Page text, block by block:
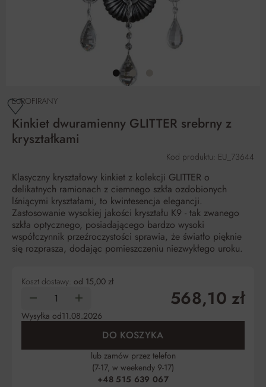
EUROFIRANY
Kinkiet dwuramienny GLITTER srebrny z
kryształkami
Kod produktu: EU_73644
Klasyczny kryształowy kinkiet z kolekcji GLITTER o
delikatnych ramionach z ciemnego szkła ozdobionych
lśniącymi kryształami, to kwintesencja elegancji.
Zastosowanie wysokiej jakości kryształu K9 - tak zwanego
szkła optycznego, posiadającego bardzo wysoki
współczynnik przeźroczystości sprawia, że światło pięknie
się rozprasza, dodając pomieszczeniu niezwykłego uroku.
Koszt dostawy: od 15,00 zł
568,10 zł
Wysyłka od11.08.2026
DO KOSZYKA
lub zamów przez telefon
(7-17, w weekendy 9-17)
+48 515 639 067